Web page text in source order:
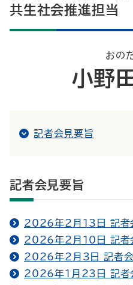
共生社会推進担当
おの
小野
記者会見要旨
記者会見要旨
2026年2月13日 記者
2026年2月10日 記者
2026年2月3日 記者会
2026年1月23日 記者